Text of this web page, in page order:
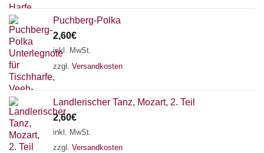
Puchberg-Polka
2,60€
inkl. MwSt.
zzgl. Versandkosten
Landlerischer Tanz, Mozart, 2. Teil
2,60€
inkl. MwSt.
zzgl. Versandkosten
Chat Support